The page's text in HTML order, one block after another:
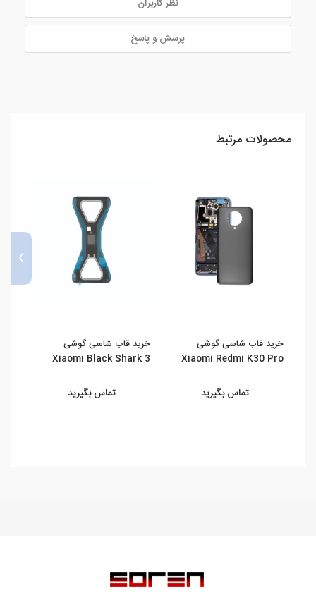
نظر کاربران
پرسش و پاسخ
محصولات مرتبط
خرید قاب شاسی گوشی
Xiaomi Redmi K30 Pro
تماس بگیرید
خرید قاب شاسی گوشی
Xiaomi Black Shark 3
تماس بگیرید
›